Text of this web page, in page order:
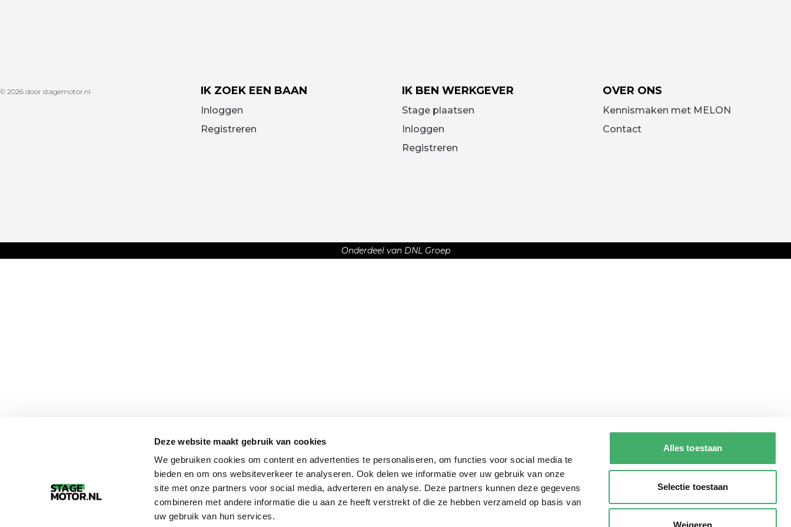
Deze website maakt gebruik van cookies
We gebruiken cookies om content en advertenties te personaliseren, om functies voor social media te
bieden en om ons websiteverkeer te analyseren. Ook delen we informatie over uw gebruik van onze
site met onze partners voor social media, adverteren en analyse. Deze partners kunnen deze gegevens
combineren met andere informatie die u aan ze heeft verstrekt of die ze hebben verzameld op basis van
uw gebruik van hun services.
Alles toestaan
Selectie toestaan
Weigeren
© 2026 door stagemotor.nl IK ZOEK EEN BAAN
Inloggen
Registreren
IK BEN WERKGEVER
Stage plaatsen
Inloggen
Registreren
OVER ONS
Kennismaken met MELON
Contact
Onderdeel van DNL Groep